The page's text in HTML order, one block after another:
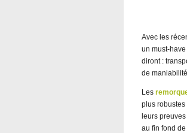
Avec les
un must-
diront :
de
Les
plus
leurs
au fin fond